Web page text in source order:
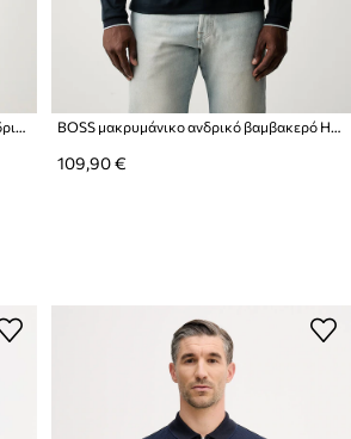
BOSS μακρυμάνικη μπλούζα lounge ανδρική με βαμβάκι Waffle LS-Shirt BOSS μακρυμάνικο ανδρικό βαμβακερό H-Tenison
109,90 €